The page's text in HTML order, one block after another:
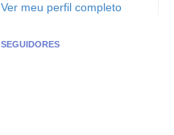
Ver meu perfil completo
SEGUIDORES